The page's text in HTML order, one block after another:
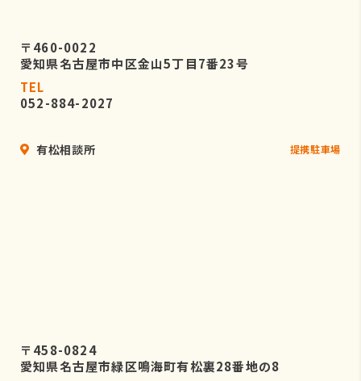
〒460-0022
愛知県名古屋市中区金山5丁目7番23号
TEL
052-884-2027
有松相談所 提携駐車場
〒458-0824
愛知県名古屋市緑区鳴海町有松裏28番地の8